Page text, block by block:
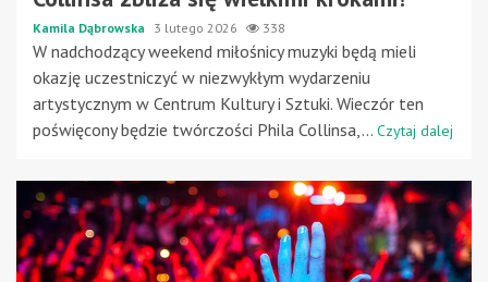
Kamila Dąbrowska 3 lutego 2026 338
W nadchodzący weekend miłośnicy muzyki będą mieli
okazję uczestniczyć w niezwykłym wydarzeniu
artystycznym w Centrum Kultury i Sztuki. Wieczór ten
poświęcony będzie twórczości Phila Collinsa,... Czytaj dalej